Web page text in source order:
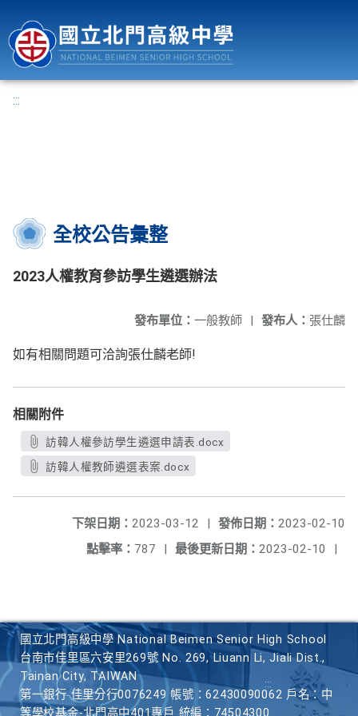
:::
全校公告彙整
2023人權教育參訪學生遴選辦法
發布人： 張仕麟
發布單位： 一般教師 |
如有相關問題可洽詢張仕麟老師!
相關附件
訪韓人權參訪學生遴選申請表.docx
訪韓人權教師遴選表案.docx
發佈日期： 2023-02-10
下架日期： 2023-03-12
|
最後更新日期： 2023-02-10 |
點擊率： 787 |
國立北門高級中學 National Beimen Senior High School
台南市佳里區六安里269號 No. 269, Liuann Li, Jiali Dist.,
Tainan City, TAIWAN
第一銀行 佳里分行0076249 帳號：62430090062 戶名：中
等學校基金-北門高中401專戶 統編：74504300